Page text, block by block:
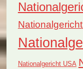
Nationalgericht USA